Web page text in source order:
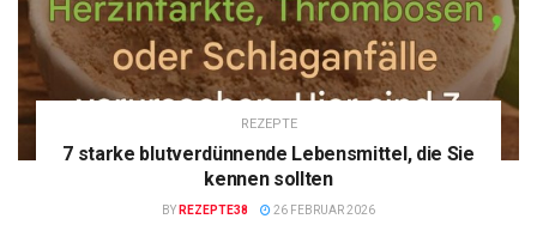
REZEPTE
7 starke blutverdünnende Lebensmittel, die Sie
kennen sollten
BY REZEPTE38 26 FEBRUAR 2026